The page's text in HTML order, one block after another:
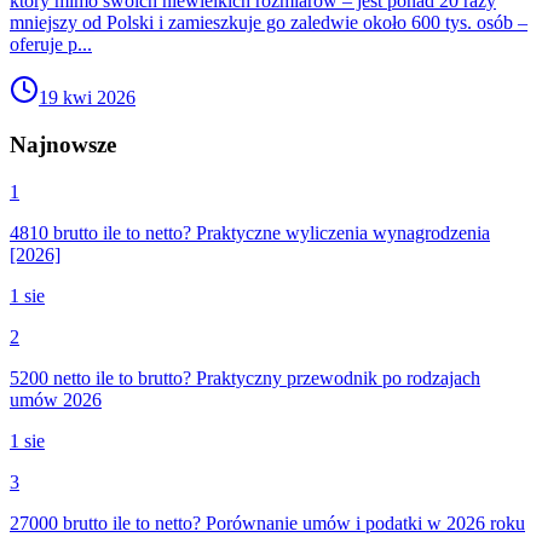
mniejszy od Polski i zamieszkuje go zaledwie około 600 tys. osób –
oferuje p...
19 kwi 2026
Najnowsze
1
4810 brutto ile to netto? Praktyczne wyliczenia wynagrodzenia
[2026]
1 sie
2
5200 netto ile to brutto? Praktyczny przewodnik po rodzajach
umów 2026
1 sie
3
27000 brutto ile to netto? Porównanie umów i podatki w 2026 roku